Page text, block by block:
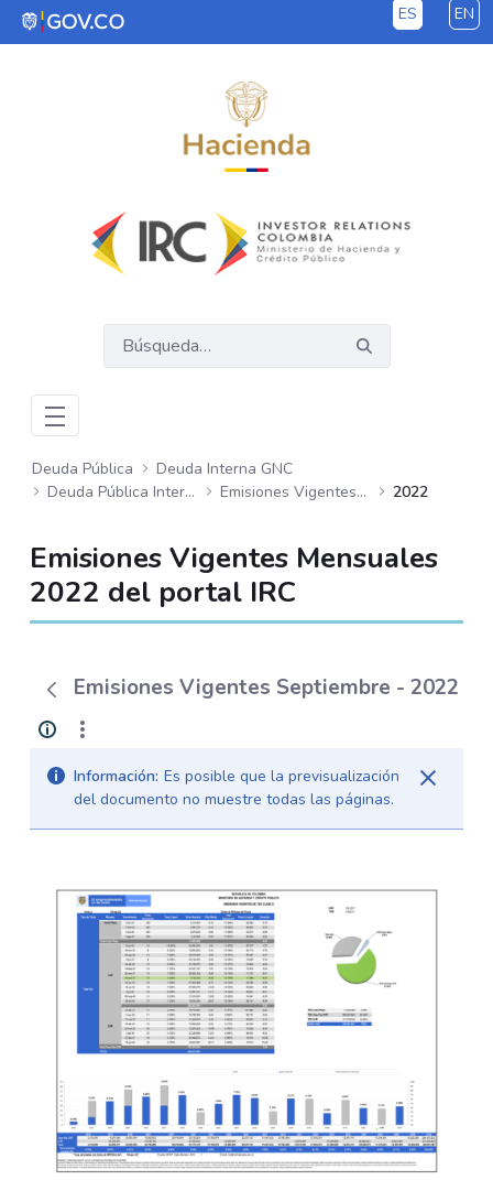
Saltar al contenido principal ES EN
Deuda Pública
Deuda Interna GNC
Deuda Pública Interna GNC
Emisiones Vigentes Mensuales 2022
Emisiones Vigentes Mensuales
2022 del portal IRC
Emisiones Vigentes Septiembre - 2022
Información: Es posible que la previsualización
del documento no muestre todas las páginas.